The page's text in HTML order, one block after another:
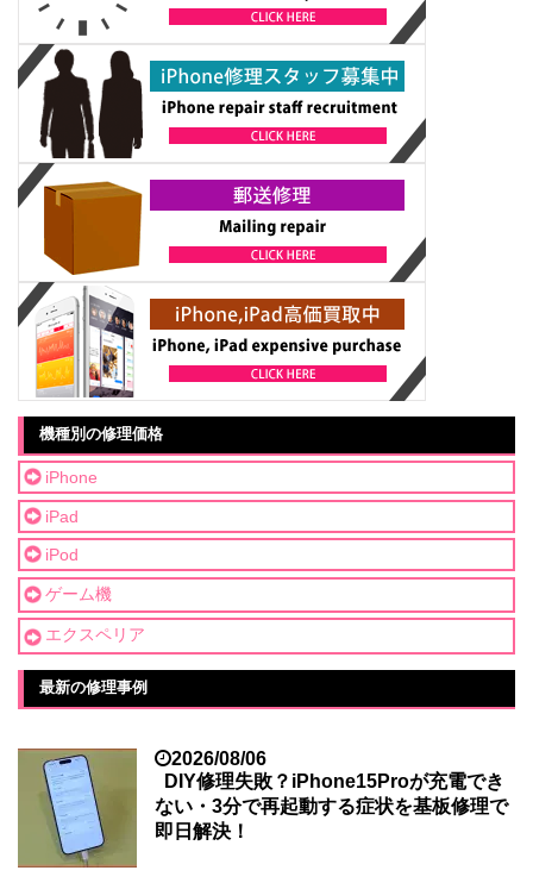
機種別の修理価格
iPhone
iPad
iPod
ゲーム機
エクスペリア
最新の修理事例
2026/08/06
DIY修理失敗？iPhone15Proが充電でき
ない・3分で再起動する症状を基板修理で
即日解決！